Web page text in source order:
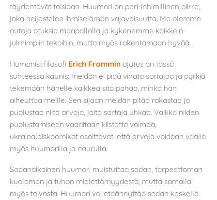
täydentävät toisiaan. Huumori on peri-inhimillinen piirre,
joka heijastelee ihmiselämän vajavaisuutta. Me olemme
outoja otuksia maapallolla ja kykenemme kaikkein
julmimpiin tekoihin, mutta myös rakentamaan hyvää.
Humanistifilosofi Erich Frommin ajatus on tässä
suhteessa kaunis: meidän ei pidä vihata sortajaa ja pyrkiä
tekemään hänelle kaikkea sitä pahaa, minkä hän
aiheuttaa meille. Sen sijaan meidän pitää rakastaa ja
puolustaa niitä arvoja, joita sortaja uhkaa. Vaikka niiden
puolustamiseen vaaditaan kiistatta voimaa,
ukrainalaiskoomikot osoittavat, että arvoja voidaan vaalia
myös huumorilla ja naurulla.
Sodanaikainen huumori muistuttaa sodan, tarpeettoman
kuoleman ja tuhon mielettömyydestä, mutta samalla
myös toivosta. Huumori voi etäännyttää sodan keskellä